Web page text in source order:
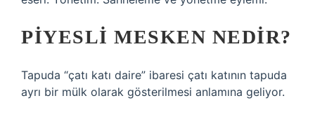
PIYESLI MESKEN NEDIR?
Tapuda “çatı katı daire” ibaresi çatı katının tapuda
ayrı bir mülk olarak gösterilmesi anlamına geliyor.